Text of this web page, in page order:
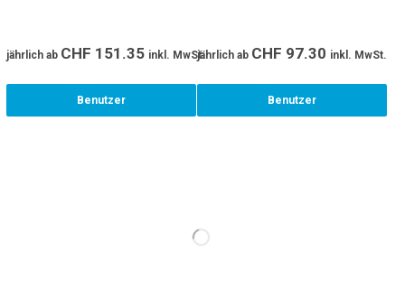
jährlich ab CHF 151.35 inkl. MwSt.
Benutzer
jährlichab CHF 97.30 inkl. MwSt.
Benutzer